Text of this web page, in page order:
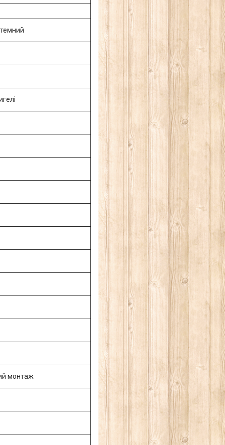
монтаж